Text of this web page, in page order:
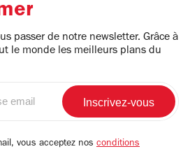
passer de notre newsletter. Grâce à
le monde les meilleurs plans du
vous acceptez nos conditions